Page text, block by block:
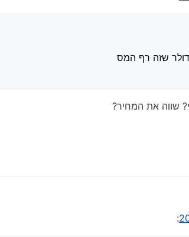
שווה את המחיר?
: